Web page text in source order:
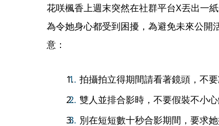
花咲楓香上週末突然在社群平台X丟出一
為令她身心都受到困擾，為避免未來公開
意：
拍攝拍立得期間請看著鏡頭，不要
雙人並排合影時，不要假裝不小心
別在短短數十秒合影期間，要求她